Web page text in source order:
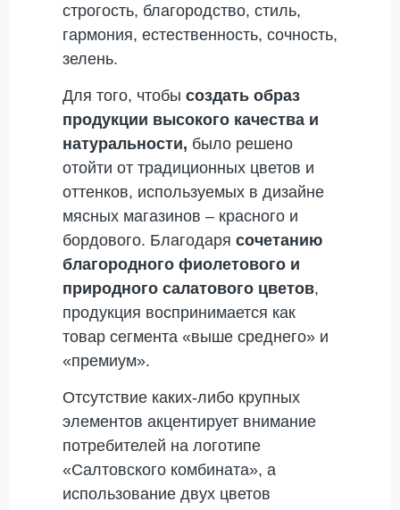
строгость, благородство, стиль,
гармония, естественность, сочность,
зелень.
Для того, чтобы создать образ
продукции высокого качества и
натуральности, было решено
отойти от традиционных цветов и
оттенков, используемых в дизайне
мясных магазинов – красного и
бордового. Благодаря сочетанию
благородного фиолетового и
природного салатового цветов,
продукция воспринимается как
товар сегмента «выше среднего» и
«премиум».
Отсутствие каких-либо крупных
элементов акцентирует внимание
потребителей на логотипе
«Салтовского комбината», а
использование двух цветов